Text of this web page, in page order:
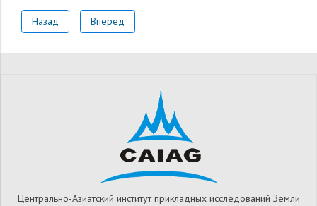
Назад Вперед
Центрально-Азиатский институт прикладных исследований Земли